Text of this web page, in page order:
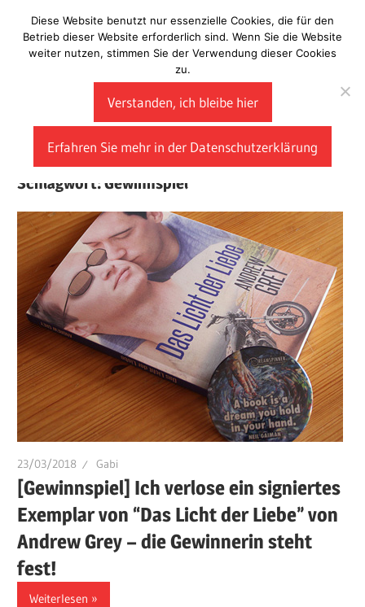
Inhalt
springen
Laberladen
Schlagwort:Gewinnspiel
23/03/2018 Gabi
[Gewinnspiel] Ich verlose ein signiertes
Exemplar von “Das Licht der Liebe” von
Andrew Grey – die Gewinnerin steht
fest!
Weiterlesen
Diese Website benutzt nur essenzielle Cookies, die für den
Betrieb dieser Website erforderlich sind. Wenn Sie die Website
weiter nutzen, stimmen Sie der Verwendung dieser Cookies
zu.
Verstanden, ich bleibe hier
Erfahren Sie mehr in der Datenschutzerklärung